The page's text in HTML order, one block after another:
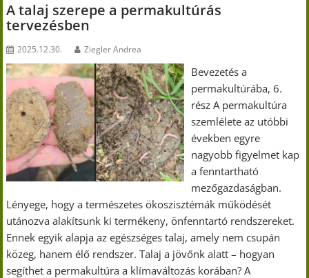
A talaj szerepe a permakultúrás
tervezésben
2025.12.30. Ziegler Andrea
Bevezetés a
permakultúrába, 6.
rész A permakultúra
szemlélete az utóbbi
években egyre
nagyobb figyelmet kap
a fenntartható
mezőgazdaságban.
Lényege, hogy a természetes ökoszisztémák működését
utánozva alakítsunk ki termékeny, önfenntartó rendszereket.
Ennek egyik alapja az egészséges talaj, amely nem csupán
közeg, hanem élő rendszer. Talaj a jövőnk alatt – hogyan
segíthet a permakultúra a klímaváltozás korában? A